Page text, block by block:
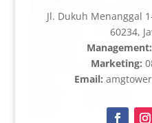
Jl. Dukuh Menanggal
60234,
Management:
Marketing:
Email: